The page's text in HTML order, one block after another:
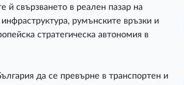
й свързването в реален пазар на
румънските връзки и
стратегическа автономия в
да се превърне в транспортен и